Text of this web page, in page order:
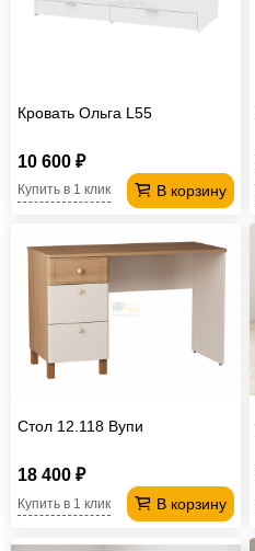
Кровать Ольга L55
10 600 ₽
В корзину
Купить в 1 клик
Стол 12.118 Вупи
18 400 ₽
В корзину
Купить в 1 клик